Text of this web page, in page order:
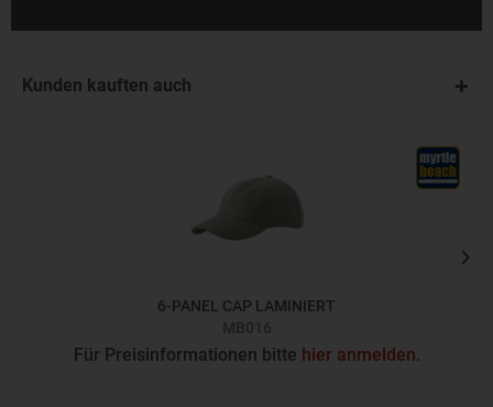
Kunden kauften auch
6-PANEL CAP LAMINIERT
MB016
Für Preisinformationen bitte hier anmelden.